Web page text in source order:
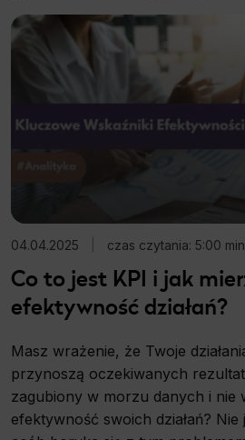
04.04.2025 czas czytania: 5:00 min
Co to jest KPI i jak
efektywność działań?
Masz wrażenie, że Twoje
przynoszą oczekiwanych
zagubiony w morzu danych i nie
efektywność swoich działań? Nie